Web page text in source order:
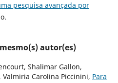
pesquisa avançada por
autor(es)
Shalimar Gallon,
Carolina Piccinini, Para